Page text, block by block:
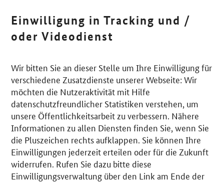
Einwilligung in Tracking und /
oder Videodienst
Wir bitten Sie an dieser Stelle um Ihre Einwilligung für
verschiedene Zusatzdienste unserer Webseite: Wir
möchten die Nutzeraktivität mit Hilfe
datenschutzfreundlicher Statistiken verstehen, um
unsere Öffentlichkeitsarbeit zu verbessern. Nähere
Informationen zu allen Diensten finden Sie, wenn Sie
die Pluszeichen rechts aufklappen. Sie können Ihre
Einwilligungen jederzeit erteilen oder für die Zukunft
widerrufen. Rufen Sie dazu bitte diese
Einwilligungsverwaltung über den Link am Ende der